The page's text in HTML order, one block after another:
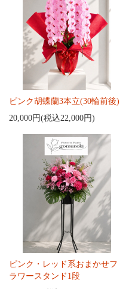
ピンク胡蝶蘭3本立(30輪前後)
20,000円(税込22,000円)
ピンク・レッド系おまかせフ
ラワースタンド1段